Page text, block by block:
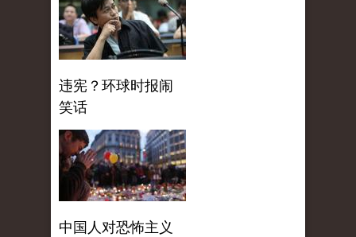
违宪？环球时报闹
笑话
中国人对恐怖主义